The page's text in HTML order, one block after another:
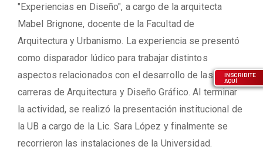
"Experiencias en Diseño", a cargo de la arquitecta
Mabel Brignone, docente de la Facultad de
Arquitectura y Urbanismo. La experiencia se presentó
como disparador lúdico para trabajar distintos
aspectos relacionados con el desarrollo de las
carreras de Arquitectura y Diseño Gráfico. Al terminar
la actividad, se realizó la presentación institucional de
la UB a cargo de la Lic. Sara López y finalmente se
recorrieron las instalaciones de la Universidad.
INSCRIBITE
AQUÍ